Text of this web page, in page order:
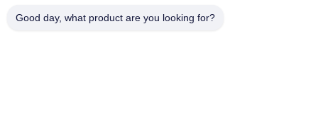
Good day, what product are you looking for?